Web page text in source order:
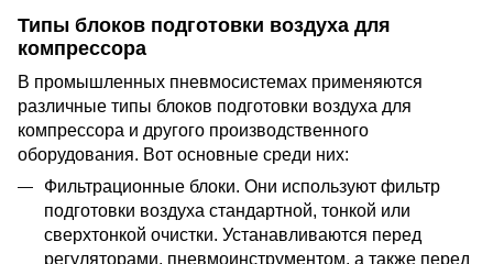
Типы блоков подготовки воздуха для
компрессора
В промышленных пневмосистемах применяются
различные типы блоков подготовки воздуха для
компрессора и другого производственного
оборудования. Вот основные среди них:
Фильтрационные блоки. Они используют фильтр
подготовки воздуха стандартной, тонкой или
сверхтонкой очистки. Устанавливаются перед
регуляторами, пневмоинструментом, а также перед